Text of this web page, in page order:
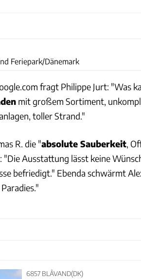
Feriepark/Dänemark
fragt Philippe Jurt: "Was
mit großem Sortiment,
toller Strand."
R. die "absolute Sauberkeit,
Ausstattung lässt keine
befriedigt." Ebenda schwärmt
6857 BLÅVAND(DK)